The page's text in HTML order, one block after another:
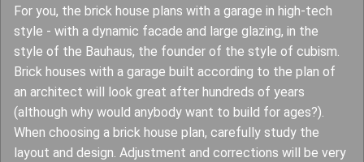
For you, the brick house plans with a garage in high-tech
style - with a dynamic facade and large glazing, in the
style of the Bauhaus, the founder of the style of cubism.
Brick houses with a garage built according to the plan of
an architect will look great after hundreds of years
(although why would anybody want to build for ages?).
When choosing a brick house plan, carefully study the
layout and design. Adjustment and corrections will be very